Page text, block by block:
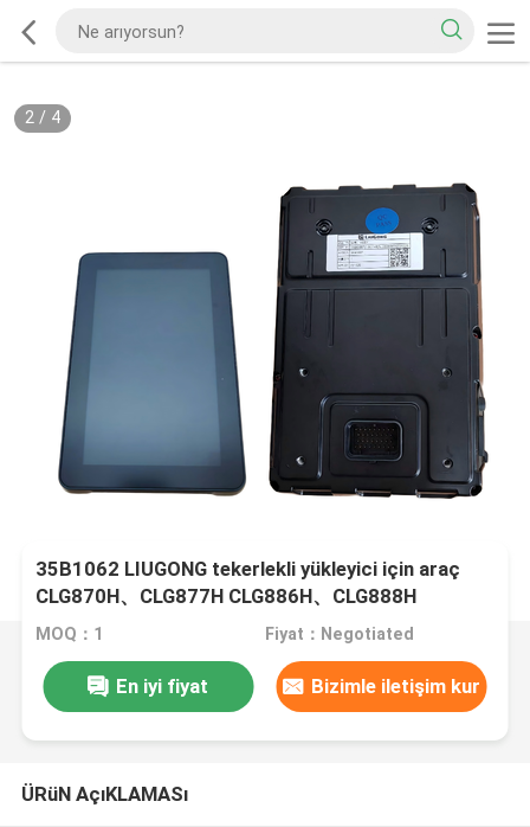
2/ 4
35B1062 LIUGONG tekerlekli yükleyici için araç
CLG870H、CLG877H CLG886H、CLG888H
MOQ：1 Fiyat：Negotiated
En iyi fiyat Bizimle iletişim kur
ÜRüN AçıKLAMASı